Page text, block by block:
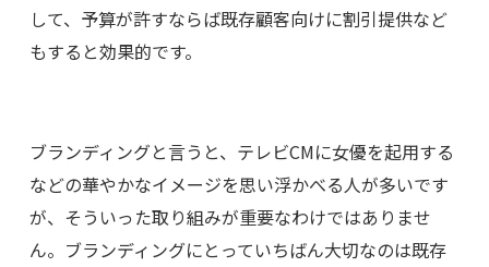
して、予算が許すならば既存顧客向けに割引提供など
もすると効果的です。
ブランディングと言うと、テレビCMに女優を起用する
などの華やかなイメージを思い浮かべる人が多いです
が、そういった取り組みが重要なわけではありませ
ん。ブランディングにとっていちばん大切なのは既存